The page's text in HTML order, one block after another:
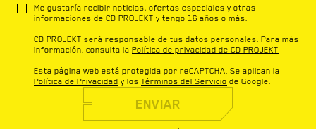
Me gustaría recibir noticias, ofertas especiales y otras
informaciones de CD PROJEKT y tengo 16 años o más.
CD PROJEKT será responsable de tus datos personales. Para más
información, consulta la Política de privacidad de CD PROJEKT
Esta página web está protegida por reCAPTCHA. Se aplican la
Política de Privacidad y los Términos del Servicio de Google.
ENVIAR